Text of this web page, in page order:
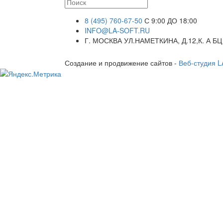
8 (495) 760-67-50 С 9:00 ДО 18:00
INFO@LA-SOFT.RU
Г. МОСКВА УЛ.НАМЕТКИНА, Д.12,К. А
Создание и продвижение сайтов - Веб-студия